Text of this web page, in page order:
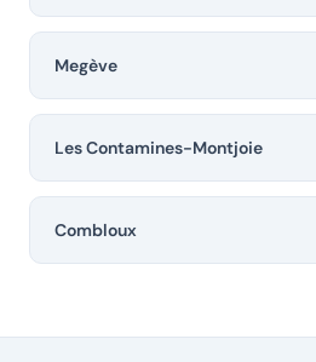
Megève
Les Contamines-Montjoie
Combloux